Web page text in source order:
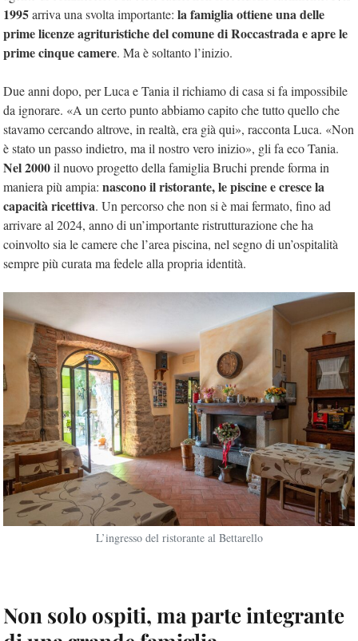
1995arriva una svolta importante: la famiglia ottiene una delle
prime licenze agrituristiche del comune di Roccastrada e apre le
prime cinque camere. Ma è soltanto l’inizio.
Due anni dopo, per Luca e Tania il richiamo di casa si fa impossibile
da ignorare. «A un certo punto abbiamo capito che tutto quello che
stavamo cercando altrove, in realtà, era già qui», racconta Luca. «Non
è stato un passo indietro, ma il nostro vero inizio», gli fa eco Tania.
Nel 2000il nuovo progetto della famiglia Bruchi prende forma in
maniera più ampia: nascono il ristorante, le piscine e cresce la
capacità ricettiva. Un percorso che non si è mai fermato, fino ad
arrivare al 2024, anno di un’importante ristrutturazione che ha
coinvolto sia le camere che l’area piscina, nel segno di un’ospitalità
sempre più curata ma fedele alla propria identità.
L’ingresso del ristorante al Bettarello
Non solo ospiti, ma parte integrante